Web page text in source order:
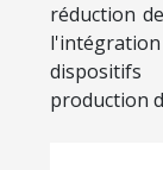
réduction
production